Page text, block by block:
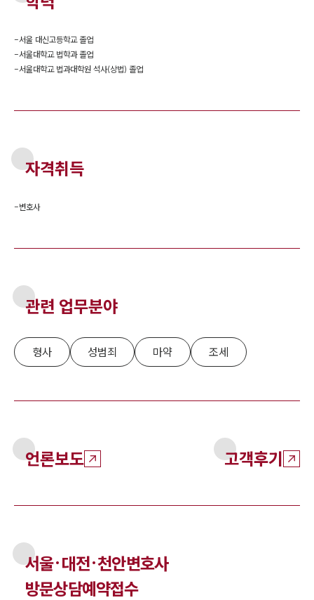
-서울 대신고등학교 졸업
-서울대학교 법학과 졸업
-서울대학교 법과대학원 석사(상법) 졸업
자격취득
-변호사
관련 업무분야
형사 성범죄 마약 조세
언론보도 고객후기
서울·대전·천안변호사
방문상담예약접수